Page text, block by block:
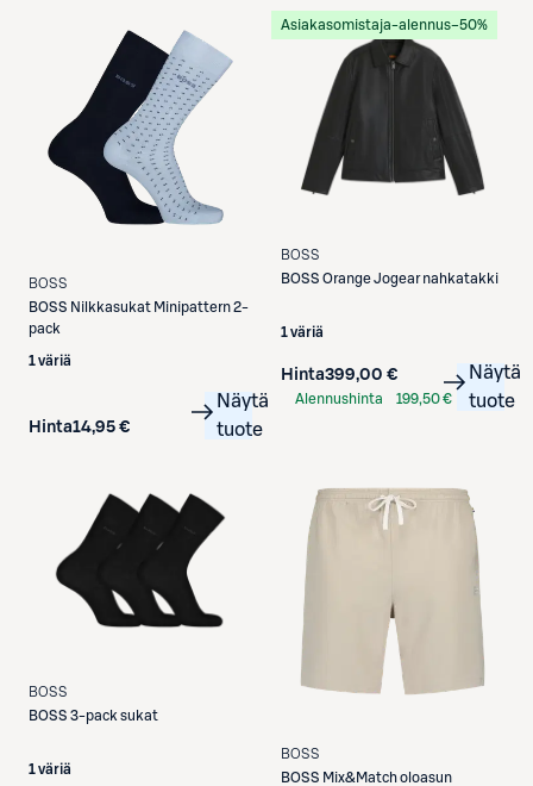
BOSS
BOSS Nilkkasukat Minipattern 2-
pack
1 väriä
Hinta14,95 €
Näytä
tuote
Asiakasomistaja-alennus−50%
BOSS
BOSS Orange Jogear nahkatakki
1 väriä
Hinta399,00 €
Alennushinta
199,50 €
Näytä
tuote
BOSS
BOSS 3-pack sukat
1 väriä
BOSS
BOSS Mix&Match oloasun